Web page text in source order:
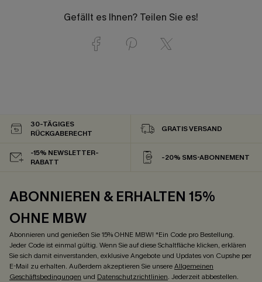
Gefällt es Ihnen? Teilen Sie es!
30-TÄGIGES
RÜCKGABERECHT
GRATIS VERSAND
-15% NEWSLETTER-
RABATT
-20% SMS-ABONNEMENT
ABONNIEREN & ERHALTEN 15%
OHNE MBW
Abonnieren und genießen Sie 15% OHNE MBW! *Ein Code pro Bestellung.
Jeder Code ist einmal gültig. Wenn Sie auf diese Schaltfläche klicken, erklären
Sie sich damit einverstanden, exklusive Angebote und Updates von Cupshe per
E-Mail zu erhalten. Außerdem akzeptieren Sie unsereAllgemeinen
Geschäftsbedingungen und Datenschutzrichtlinien. Jederzeit abbestellen.